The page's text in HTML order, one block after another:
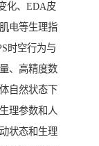
化、EDA皮
电等生理指
时空行为与
、高精度数
自然状态下
理参数和人
状态和生理